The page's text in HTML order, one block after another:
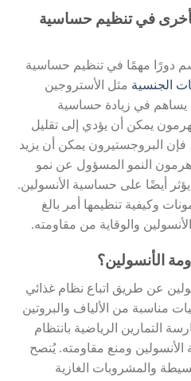
في تنظيم حساسية
دورًا مهمًا في تنظيم حساسية
الجنسية مثل الأستروجين
يساهم في زيادة حساسية
يمكن أن يؤدي إلى تقليل
فإن البروجستيرون يمكن أن يزيد
النمو المسؤول عن نمو
يؤثر أيضًا على حساسية الأنسولين.
وكيفية تنظيمها أمر بالغ
والوقاية من مقاومته.
الأنسولين؟
عن طريق اتباع نظام غذائي
مناسبة من الألياف والبروتين
التمارين الرياضية بانتظام
ومنع مقاومته. يُنصح
والمشروبات الغازية